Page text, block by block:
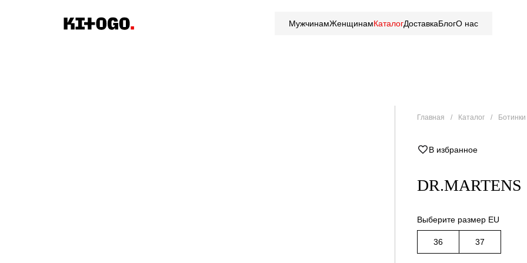
МужчинамЖенщинамКаталогДоставкаБлогО нас
Главная Каталог Ботинки
DR.MARTENS
В избранное
Выберите размер EU
36 37